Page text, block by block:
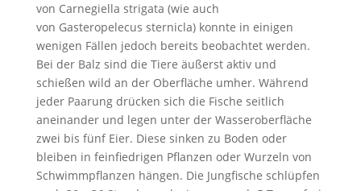
von Carnegiella strigata (wie auch
von Gasteropelecus sternicla) konnte in einigen
wenigen Fällen jedoch bereits beobachtet werden.
Bei der Balz sind die Tiere äußerst aktiv und
schießen wild an der Oberfläche umher. Während
jeder Paarung drücken sich die Fische seitlich
aneinander und legen unter der Wasseroberfläche
zwei bis fünf Eier. Diese sinken zu Boden oder
bleiben in feinfiedrigen Pflanzen oder Wurzeln von
Schwimmpflanzen hängen. Die Jungfische schlüpfen